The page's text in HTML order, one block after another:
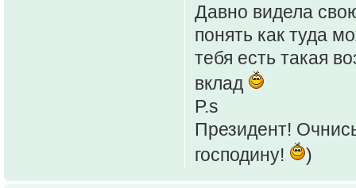
Давно видела
понять как туда
тебя есть такая
вклад
P.s
Президент!
господину!
)